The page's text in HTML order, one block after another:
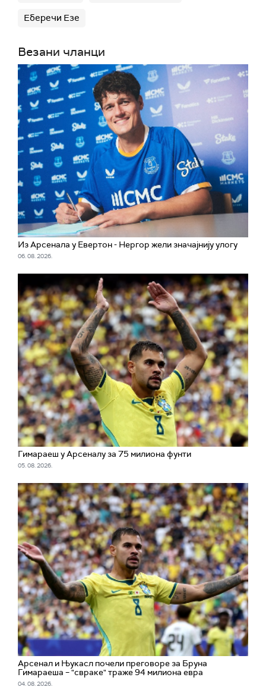
Еберечи Езе
Везани чланци
Из Арсенала у Евертон - Нергор жели значајнију улогу
06. 08. 2026.
Гимараеш у Арсеналу за 75 милиона фунти
05. 08. 2026.
Арсенал и Њукасл почели преговоре за Бруна
Гимараеша – "свраке" траже 94 милиона евра
04. 08. 2026.